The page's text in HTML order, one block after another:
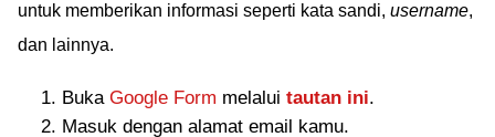
untuk memberikan informasi seperti kata sandi, username,
dan lainnya.
Buka Google Form melalui tautan ini.
Masuk dengan alamat email kamu.